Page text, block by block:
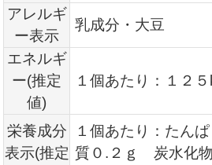
アレルギ
ー表示
乳成分・大豆
エネルギ
ー(推定
値)
１個あたり：１２５
栄養成分
表示(推定
１個あたり：たん
質０.２ｇ 炭水化